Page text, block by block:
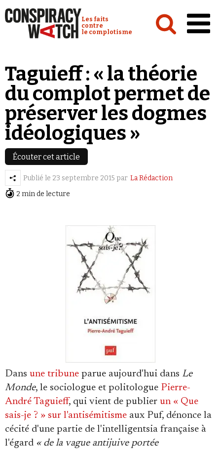
Conspiracy Watch :
Les faits
contre
le complotisme
Analyses
Conspipédia
Vidéos
Émissions
Revues de presse
Newsletter
Se connecter
Taguieff : « la théorie
du complot permet de
préserver les dogmes
idéologiques »
Écouter cet article
Publié le 23 septembre 2015 par La Rédaction
2 min de lecture
Dans une tribune parue aujourd'hui dans Le
Monde, le sociologue et politologue Pierre-
André Taguieff, qui vient de publier un « Que
sais-je ? » sur l'antisémitisme aux Puf, dénonce la
cécité d'une partie de l'intelligentsia française à
l'égard « de la vague antijuive portée